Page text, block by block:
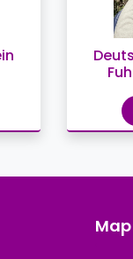
Map